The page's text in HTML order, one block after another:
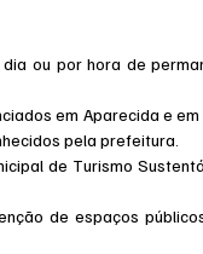
ou por hora de
em Aparecida e
pela prefeitura.
de Turismo
de espaços